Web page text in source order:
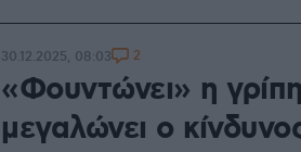
«Φουντώνει» η
μεγαλώνει ο
30.12.2025, 08:03 2